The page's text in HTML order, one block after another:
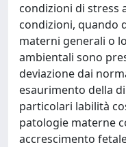
condizioni di stress
condizioni, quando
materni generali o
ambientali sono
deviazione dai
esaurimento della
particolari labilità
patologie materne
accrescimento